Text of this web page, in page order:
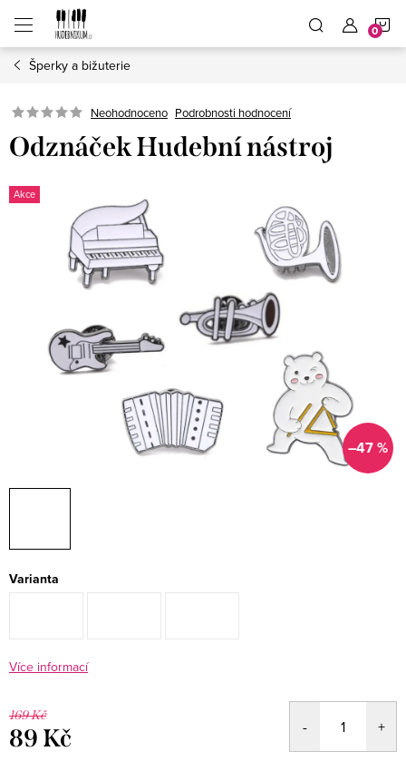
obsah
Šperky a bižuterie
Neohodnoceno Podrobnosti hodnocení
Odznáček Hudební nástroj
Akce
–47 %
Varianta
Více informací
169 Kč
89 Kč